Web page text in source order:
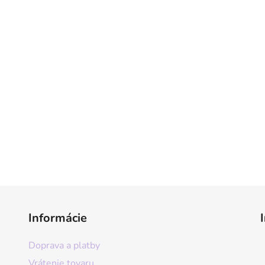
Informácie
Doprava a platby